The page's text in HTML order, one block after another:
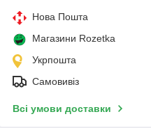
Нова Пошта
Магазини Rozetka
Укрпошта
Самовивіз
Всі умови доставки